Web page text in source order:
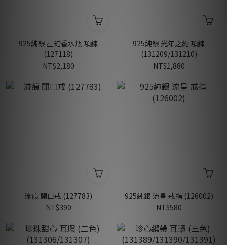
925純銀 星幻香水瓶 項鍊
(127118)
NT$2,180
925純銀 光年之約 項鍊
(131209/131210)
NT$1,880
流痕 開口戒 (127783)
NT$390
925純銀 流星 戒指 (126002)
NT$580